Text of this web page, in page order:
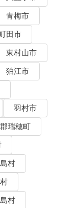
青梅市
田市
東村山市
狛江市
羽村市
瑞穂町
村
村